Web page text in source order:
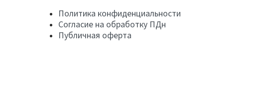
Политика конфиденциальности
Согласие на обработку ПДн
Публичная оферта